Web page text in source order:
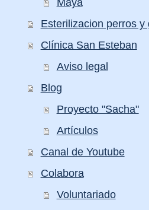
Maya
Esterilizacion perros y
Clínica San Esteban
Aviso legal
Blog
Proyecto "Sacha"
Artículos
Canal de Youtube
Colabora
Voluntariado